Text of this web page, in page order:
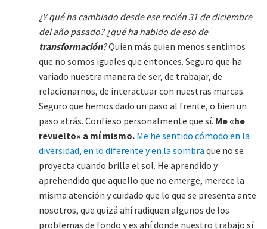
¿Y qué ha cambiado desde ese recién 31 de diciembre
del año pasado? ¿qué ha habido de eso de
transformación?Quien más quien menos sentimos
que no somos iguales que entonces. Seguro que ha
variado nuestra manera de ser, de trabajar, de
relacionarnos, de interactuar con nuestras marcas.
Seguro que hemos dado un paso al frente, o bien un
paso atrás. Confieso personalmente que sí. Me «he
revuelto» a mí mismo. Me he sentido cómodo en la
diversidad, en lo diferente y en la sombra que no se
proyecta cuando brilla el sol. He aprendido y
aprehendido que aquello que no emerge, merece la
misma atención y cuidado que lo que se presenta ante
nosotros, que quizá ahí radiquen algunos de los
problemas de fondo y es ahí donde nuestro trabajo sí